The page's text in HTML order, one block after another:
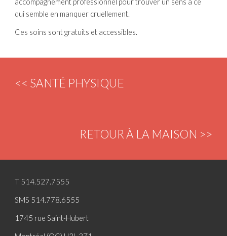
accompagnement professionnel pour trouver un sens à ce
qui semble en manquer cruellement.
Ces soins sont gratuits et accessibles.
<< SANTÉ PHYSIQUE
RETOUR À LA MAISON >>
T 514.527.7555
SMS 514.778.6555
1745 rue Saint-Hubert